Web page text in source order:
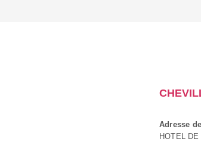
Adresse
HOTEL